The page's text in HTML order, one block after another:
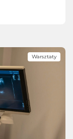
Warsztaty